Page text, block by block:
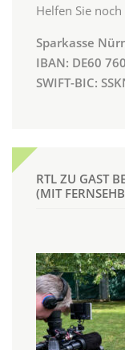
Helfen Sie
Sparkasse
IBAN: DE60
SWIFT-BIC:
RTL ZU GAST
(MIT